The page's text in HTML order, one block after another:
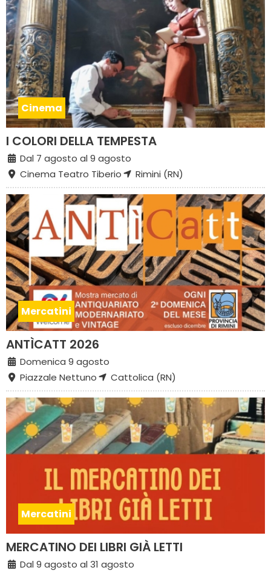
Cinema
I COLORI DELLA TEMPESTA
Dal 7 agosto al 9 agosto
Cinema Teatro Tiberio
Rimini (RN)
Mercatini
ANTÌCATT 2026
Domenica 9 agosto
Piazzale Nettuno
Cattolica (RN)
Mercatini
MERCATINO DEI LIBRI GIÀ LETTI
Dal 9 agosto al 31 agosto